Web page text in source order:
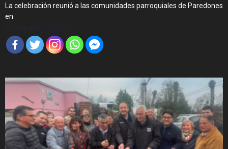
La celebración reunió a las comunidades parroquiales de Paredones
en